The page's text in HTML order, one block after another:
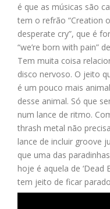
é que as músicas são
tem o refrão “Creation
desperate cry”, que é
“we’re born with pain”
Tem muita coisa
disco nervoso. O jeito
é um pouco mais
desse animal. Só que
num lance de ritmo.
thrash metal não
lance de incluir groove
que uma das
hoje é aquela de ‘Dead
tem jeito de ficar